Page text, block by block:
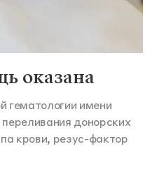
оказана
гематологии имени
донорских
крови, резус-фактор